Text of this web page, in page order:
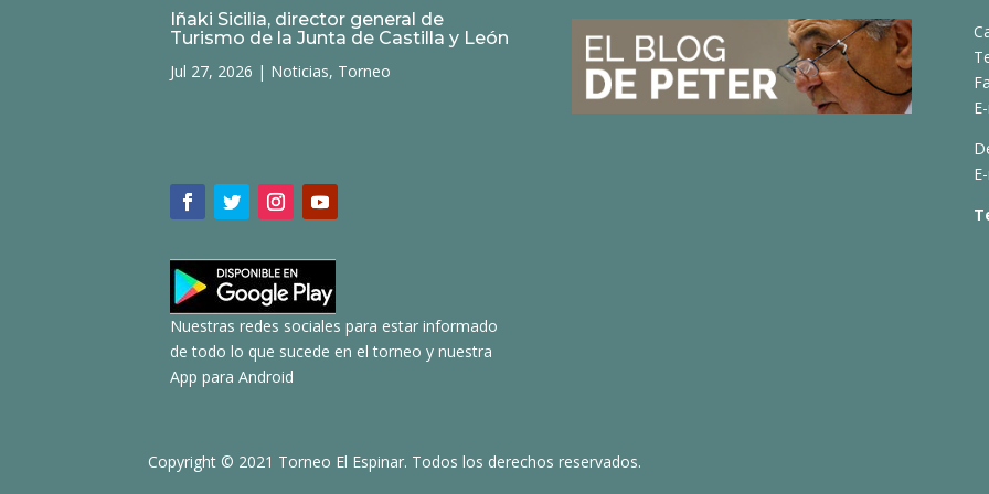
Iñaki Sicilia, director general de
Turismo de la Junta de Castilla y León
Jul 27, 2026 | Noticias, Torneo
Nuestras redes sociales para estar informado
de todo lo que sucede en el torneo y nuestra
App para Android
Copyright © 2021 Torneo El Espinar. Todos los derechos reservados.